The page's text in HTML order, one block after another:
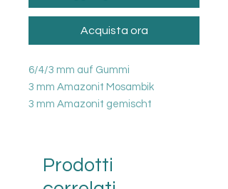
Acquista ora
6/4/3 mm auf Gummi
3 mm Amazonit Mosambik
3 mm Amazonit gemischt
Prodotti